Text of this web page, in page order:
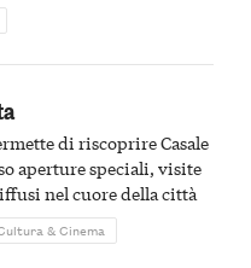
di riscoprire Casale
aperture speciali, visite
nel cuore della città
& Cinema